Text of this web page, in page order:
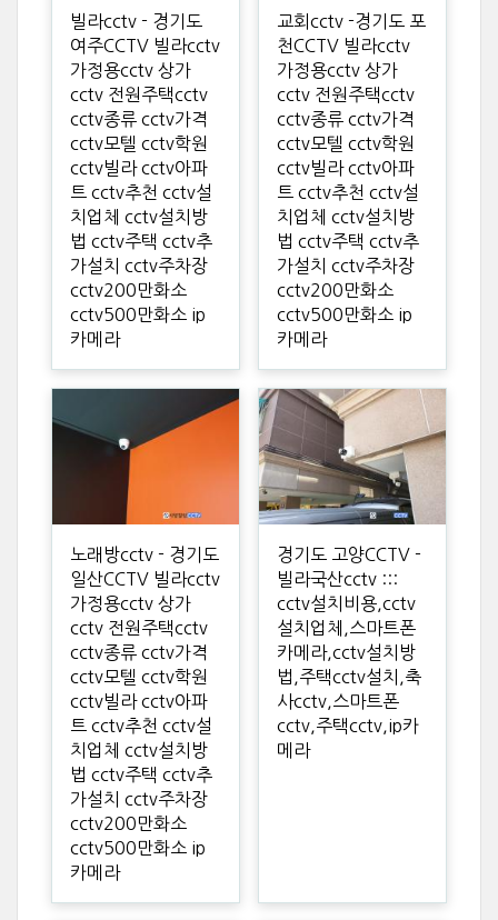
빌라cctv - 경기도
여주CCTV 빌라cctv
가정용cctv 상가
cctv 전원주택cctv
cctv종류 cctv가격
cctv모텔 cctv학원
cctv빌라 cctv아파
트 cctv추천 cctv설
치업체 cctv설치방
법 cctv주택 cctv추
가설치 cctv주차장
cctv200만화소
cctv500만화소 ip
카메라
교회cctv -경기도 포
천CCTV 빌라cctv
가정용cctv 상가
cctv 전원주택cctv
cctv종류 cctv가격
cctv모텔 cctv학원
cctv빌라 cctv아파
트 cctv추천 cctv설
치업체 cctv설치방
법 cctv주택 cctv추
가설치 cctv주차장
cctv200만화소
cctv500만화소 ip
카메라
노래방cctv - 경기도
일산CCTV 빌라cctv
가정용cctv 상가
cctv 전원주택cctv
cctv종류 cctv가격
cctv모텔 cctv학원
cctv빌라 cctv아파
트 cctv추천 cctv설
치업체 cctv설치방
법 cctv주택 cctv추
가설치 cctv주차장
cctv200만화소
cctv500만화소 ip
카메라
경기도 고양CCTV -
빌라국산cctv :::
cctv설치비용,cctv
설치업체,스마트폰
카메라,cctv설치방
법,주택cctv설치,축
사cctv,스마트폰
cctv,주택cctv,ip카
메라